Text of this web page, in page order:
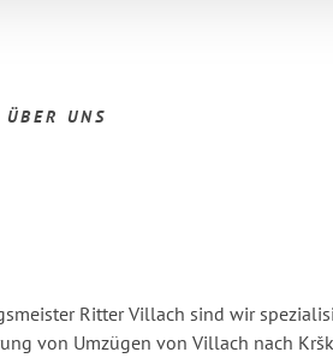
ÜBER UNS
Ritter Villach sind wir
von Umzügen von Villach nach